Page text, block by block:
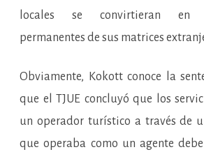
locales se convirtieran en
permanentes de sus matrices
Obviamente, Kokott conoce la
que el TJUE concluyó que los
un operador turístico a través de
que operaba como un agente